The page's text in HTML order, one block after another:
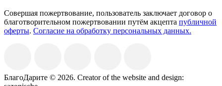
Совершая пожертвование, пользователь заключает договор о
благотворительном пожертвовании путём акцепта публичной
оферты. Согласие на обработку персональных данных.
БлагоДарите © 2026. Creator of the website and design: